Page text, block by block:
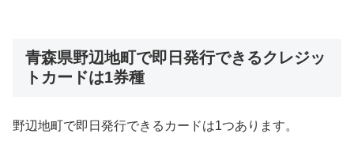
青森県野辺地町で即日発行できるクレジッ
トカードは1券種
野辺地町で即日発行できるカードは1つあります。